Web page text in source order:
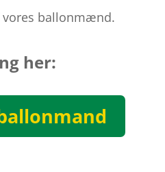
ballonmænd.
her: